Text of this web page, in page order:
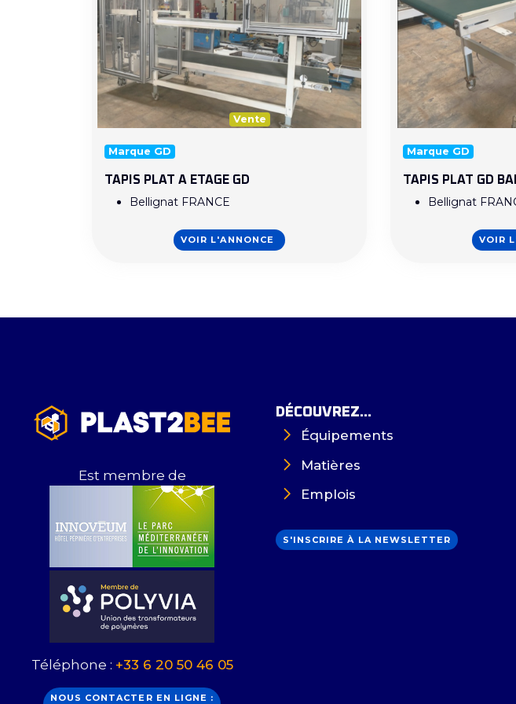
Vente
Marque GD
TAPIS PLAT A ETAGE GD
Bellignat FRANCE
VOIR L'ANNONCE
Marque GD
TAPIS PLAT GD
Bellignat
VOIR
Est membre de
Téléphone : +33 6 20 50 46 05
NOUS CONTACTER EN LIGNE :
DÉCOUVREZ...
Équipements
Matières
Emplois
S'INSCRIRE À LA NEWSLETTER